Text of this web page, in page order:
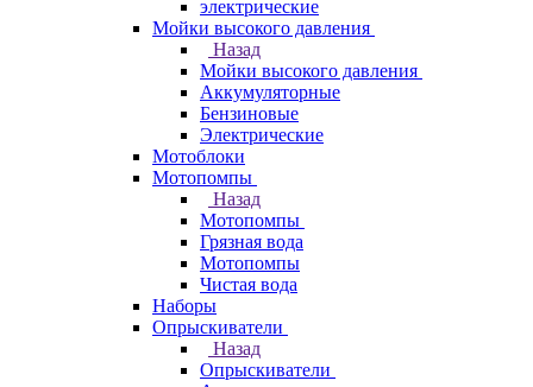
электрические
Мойки высокого давления
Назад
Мойки высокого давления
Аккумуляторные
Бензиновые
Электрические
Мотоблоки
Мотопомпы
Назад
Мотопомпы
Грязная вода
Мотопомпы
Чистая вода
Наборы
Опрыскиватели
Назад
Опрыскиватели